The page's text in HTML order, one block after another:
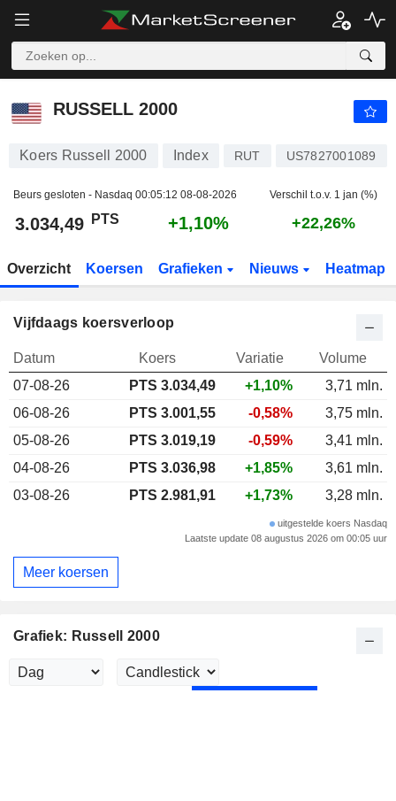
RUSSELL 2000
RUSSELL 2000
Koers Russell 2000 Index RUT US7827001089
Beurs gesloten - Nasdaq 00:05:12 08-08-2026 Verschil t.o.v. 1 jan (%)
3.034,49 PTS +1,10% +22,26%
Overzicht Koersen Grafieken Nieuws Heatmap
Grafiek: Russell 2000
Vijfdaags koersverloop
Datum Koers Variatie
Volume
07-08-26
PTS 3.034,49 +1,10%
3,71 mln.
06-08-26
PTS 3.001,55 -0,58%
3,75 mln.
05-08-26
PTS 3.019,19 -0,59%
3,41 mln.
04-08-26
PTS 3.036,98 +1,85%
3,61 mln.
03-08-26
PTS 2.981,91 +1,73% 3,28 mln.
uitgestelde koers Nasdaq
Laatste update 08 augustus 2026 om 00:05 uur
Meer koersen